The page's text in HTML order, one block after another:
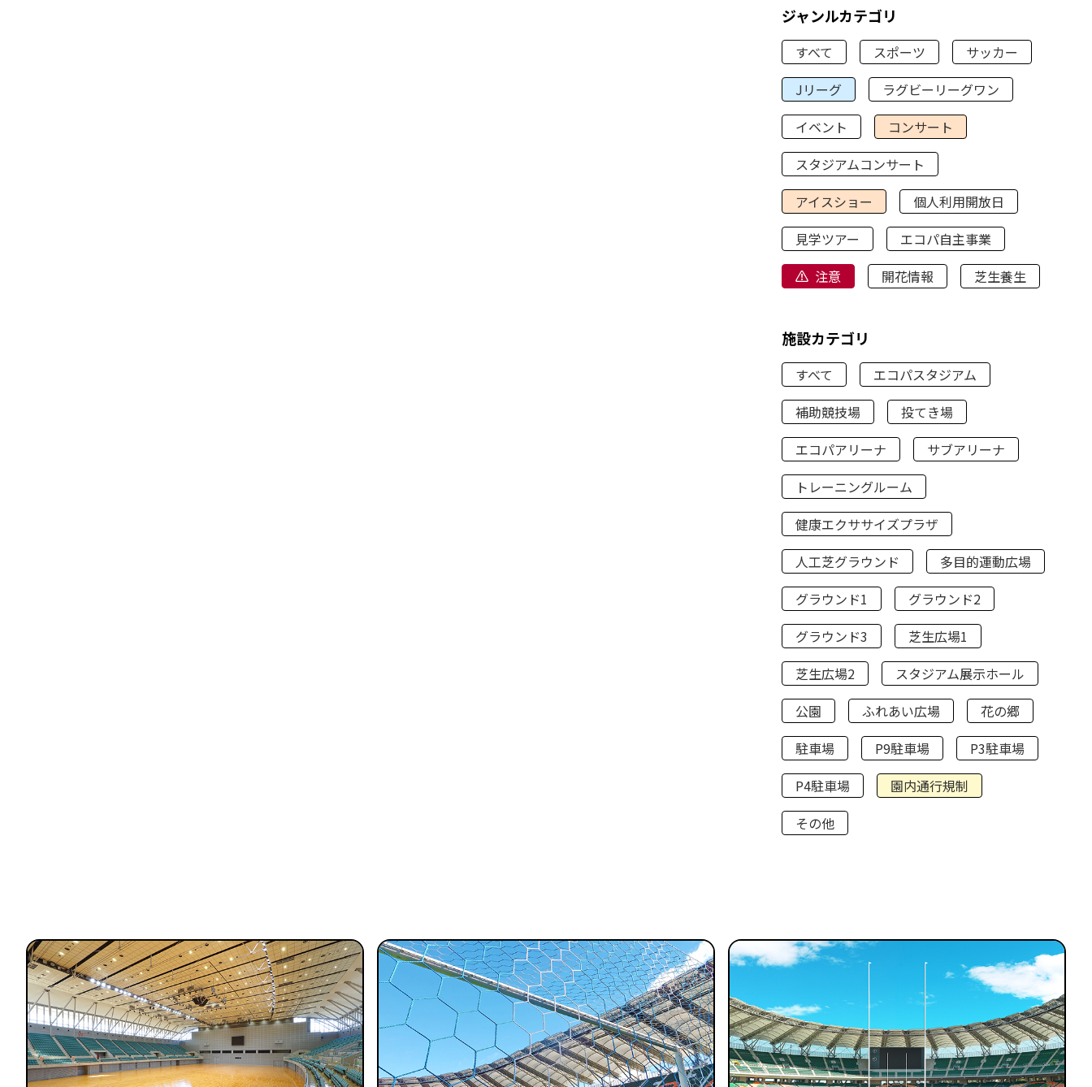
ジャンルカテゴリ
すべて スポーツ
サッカー
Jリーグ
ラグビーリーグワン
イベント
コンサート
スタジアムコンサート
アイスショー
個人利用開放日
見学ツアー
エコパ自主事業
注意
開花情報 芝生養生
施設カテゴリ
すべて
エコパスタジアム
補助競技場
投てき場
エコパアリーナ
サブアリーナ
トレーニングルーム
健康エクササイズプラザ
人工芝グラウンド
多目的運動広場
グラウンド1
グラウンド2
グラウンド3
芝生広場1
芝生広場2
スタジアム展示ホール
公園
ふれあい広場
花の郷
駐車場
P9駐車場
P3駐車場
P4駐車場
園内通行規制
その他